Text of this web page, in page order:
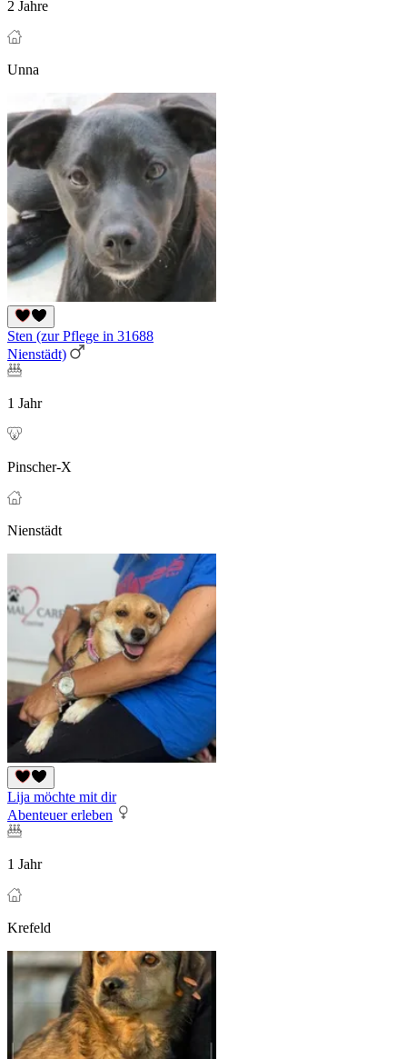
2 Jahre
Unna
Sten (zur Pflege in 31688
Nienstädt)
1 Jahr
Pinscher-X
Nienstädt
Lija möchte mit dir
Abenteuer erleben
1 Jahr
Krefeld